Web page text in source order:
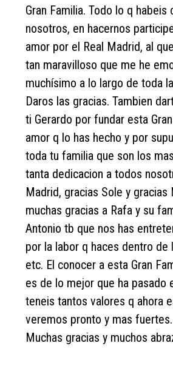
Gran Familia. Todo lo q
nosotros, en hacernos
amor por el Real Madrid, al
tan maravilloso que me he
muchísimo a lo largo de toda
Daros las gracias. Tambien
ti Gerardo por fundar esta
amor q lo has hecho y por
toda tu familia que son los
tanta dedicacion a todos
Madrid, gracias Sole y gracias
muchas gracias a Rafa y su
Antonio tb que nos has
por la labor q haces dentro de
etc. El conocer a esta Gran
es de lo mejor que ha pasado
teneis tantos valores q ahora
veremos pronto y mas fuertes.
Muchas gracias y muchos